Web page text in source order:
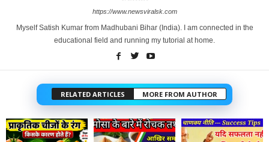
https://www.newsviralsk.com
Myself Satish Kumar from Madhubani Bihar (India). I am connected in the
educational field and running my tutorial at home.
RELATED ARTICLES MORE FROM AUTHOR